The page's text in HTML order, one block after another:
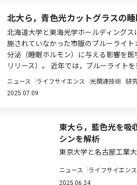
北大ら，青色光カットグラスの
北海道大学と東海光学ホールディング
施されていなかった市販のブルーライ
分泌（睡眠ホルモン）に与える影響を
リリース）。 近年では，ブルーライト
ニュース ライフサイエンス 光関連技術 研
2025.07.09
東大ら，藍色光を吸
シンを解析
東京大学と名古屋工業
オ電子顕微鏡（cryo-EM
ニュース ライフサイエンス
2025.06.24